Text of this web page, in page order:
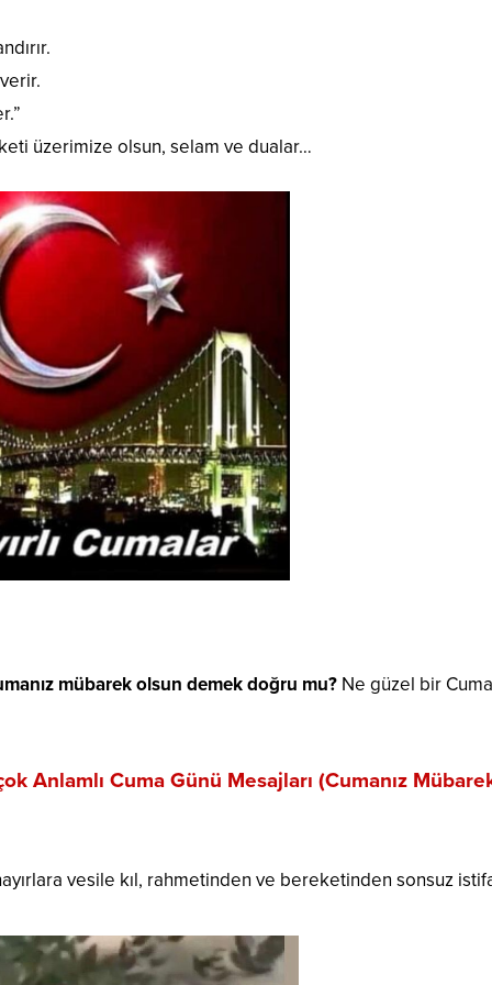
üzerimize olsun, selam ve dualar…
mübarek olsun demek doğru mu? Ne güzel bir Cuma
Anlamlı Cuma Günü Mesajları (Cumanız
vesile kıl, rahmetinden ve bereketinden sonsuz